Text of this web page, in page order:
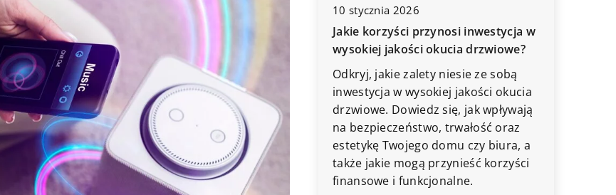
domu i
używania
wpływają
Nowoczesne rozwiązania
technologiczne w projektowaniu
bram przesuwnych aluminiowych
Odkryj zaawansowane technologie,
które kształtują przyszłość
projektowania bram przesuwnych
aluminiowych. Zrozum, jakie korzyści
niosą nowoczesne rozwiązania
materiałowe i mechaniczne dla
estetyki i funkcjonalności.
10 stycznia 2026
Jakie korzyści przynosi inwestycja w
wysokiej jakości okucia drzwiowe?
Odkryj, jakie zalety niesie ze sobą
inwestycja w wysokiej jakości okucia
drzwiowe. Dowiedz się, jak wpływają
na bezpieczeństwo, trwałość oraz
estetykę Twojego domu czy biura, a
także jakie mogą przynieść korzyści
finansowe i funkcjonalne.